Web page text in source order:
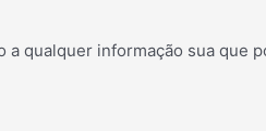
qualquer informação sua que